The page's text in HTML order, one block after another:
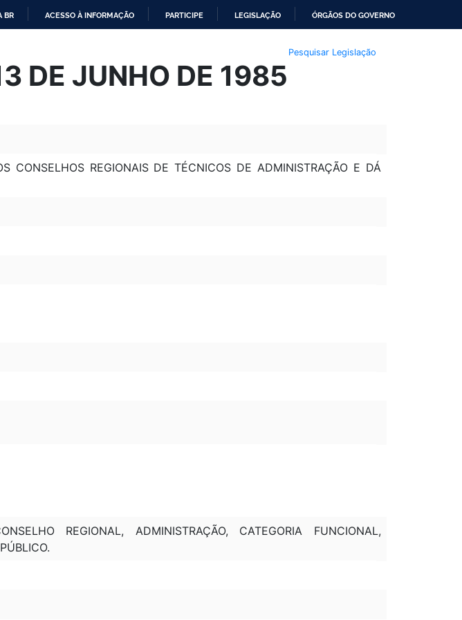
BR ACESSO À INFORMAÇÃO PARTICIPE LEGISLAÇÃO ÓRGÃOS DO GOVERNO
Pesquisar Legislação
DE JUNHO DE 1985
CONSELHOS REGIONAIS DE TÉCNICOS DE ADMINISTRAÇÃO E DÁ
REGIONAL, ADMINISTRAÇÃO, CATEGORIA FUNCIONAL,